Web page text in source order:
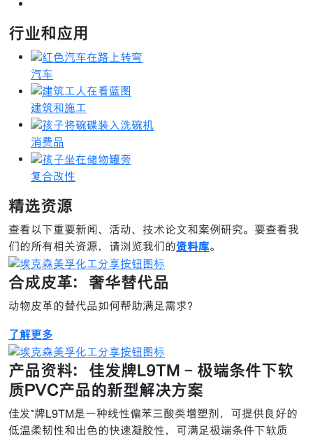
行业和应用
汽车
建筑和施工
消费品
复合改性
精选资源
查看以下重要新闻、活动、技术论文和案例研究。要查看我
们的所有相关资源，请浏览我们的资料库。
合成皮革：奢华替代品
动物皮革的替代品如何帮助满足需求？
了解更多
产品资料：佳发牌L9TM - 极端条件下软
质PVC产品的新型解决方案
佳发™牌L9TM是一种线性偏苯三酸类增塑剂，可提供良好的
低温柔韧性和出色的快速凝胶性，可满足极端条件下软质